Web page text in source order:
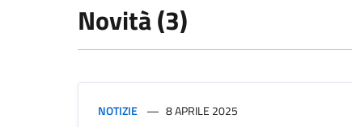
Novità (3)
NOTIZIE 8 APRILE 2025